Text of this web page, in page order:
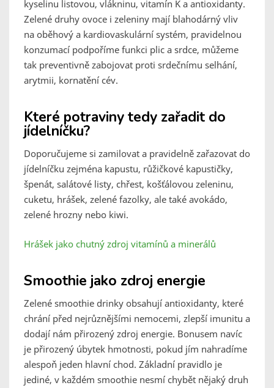
kyselinu listovou, vlákninu, vitamín K a antioxidanty.
Zelené druhy ovoce i zeleniny mají blahodárný vliv
na oběhový a kardiovaskulární systém, pravidelnou
konzumací podpoříme funkci plic a srdce, můžeme
tak preventivně zabojovat proti srdečnímu selhání,
arytmii, kornatění cév.
Které potraviny tedy zařadit do
jídelníčku?
Doporučujeme si zamilovat a pravidelně zařazovat do
jídelníčku zejména kapustu, růžičkové kapustičky,
špenát, salátové listy, chřest, košťálovou zeleninu,
cuketu, hrášek, zelené fazolky, ale také avokádo,
zelené hrozny nebo kiwi.
Hrášek jako chutný zdroj vitamínů a minerálů
Smoothie jako zdroj energie
Zelené smoothie drinky obsahují antioxidanty, které
chrání před nejrůznějšími nemocemi, zlepší imunitu a
dodají nám přirozený zdroj energie. Bonusem navíc
je přirozený úbytek hmotnosti, pokud jím nahradíme
alespoň jeden hlavní chod. Základní pravidlo je
jediné, v každém smoothie nesmí chybět nějaký druh